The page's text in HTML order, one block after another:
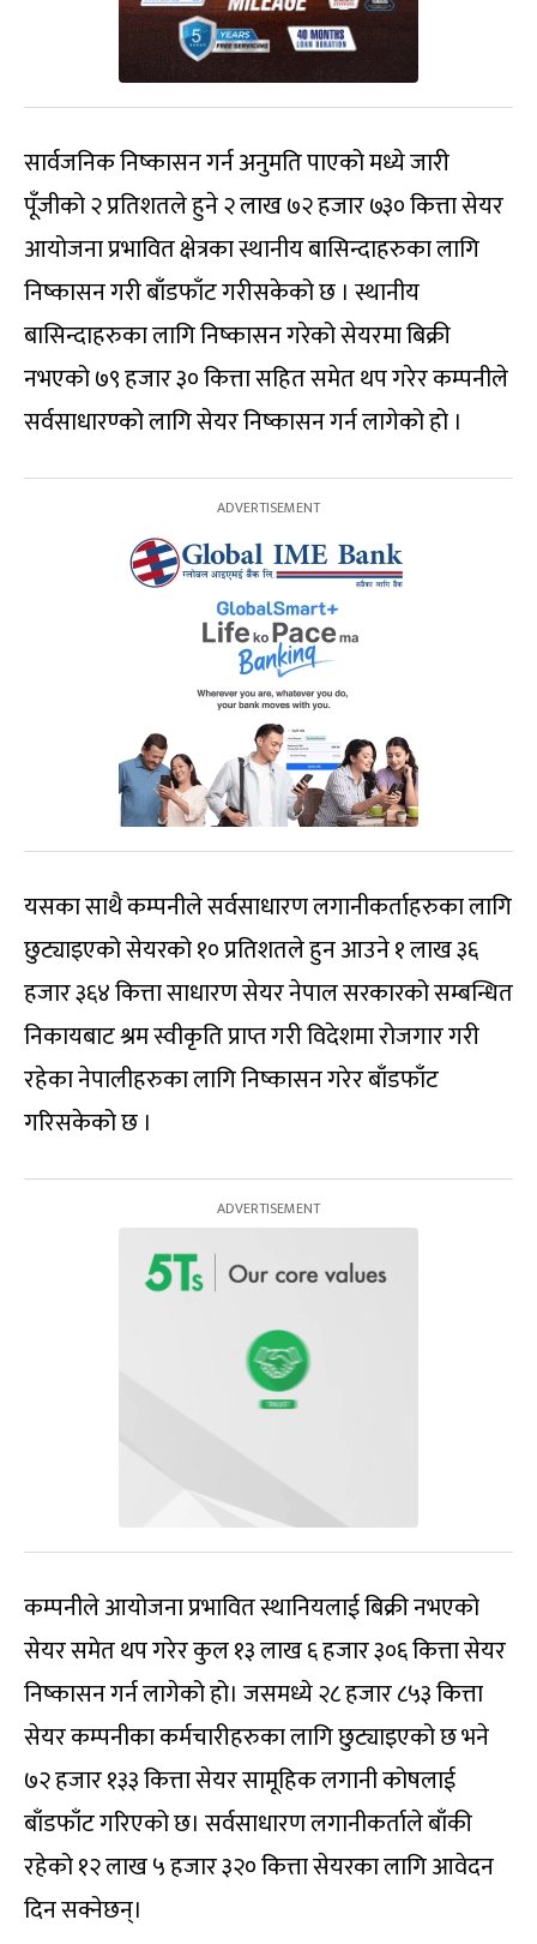
सार्वजनिक निष्कासन गर्न अनुमति पाएको मध्ये जारी
पूँजीको २ प्रतिशतले हुने २ लाख ७२ हजार ७३० कित्ता सेयर
आयोजना प्रभावित क्षेत्रका स्थानीय बासिन्दाहरुका लागि
निष्कासन गरी बाँडफाँट गरीसकेको छ । स्थानीय
बासिन्दाहरुका लागि निष्कासन गरेको सेयरमा बिक्री
नभएको ७९ हजार ३० कित्ता सहित समेत थप गरेर कम्पनीले
सर्वसाधारण्को लागि सेयर निष्कासन गर्न लागेको हो ।
यसका साथै कम्पनीले सर्वसाधारण लगानीकर्ताहरुका लागि
छुट्याइएको सेयरको १० प्रतिशतले हुन आउने १ लाख ३६
हजार ३६४ कित्ता साधारण सेयर नेपाल सरकारको सम्बन्धित
निकायबाट श्रम स्वीकृति प्राप्त गरी विदेशमा रोजगार गरी
रहेका नेपालीहरुका लागि निष्कासन गरेर बाँडफाँट
गरिसकेको छ ।
कम्पनीले आयोजना प्रभावित स्थानियलाई बिक्री नभएको
सेयर समेत थप गरेर कुल १३ लाख ६ हजार ३०६ कित्ता सेयर
निष्कासन गर्न लागेको हो। जसमध्ये २८ हजार ८५३ कित्ता
सेयर कम्पनीका कर्मचारीहरुका लागि छुट्याइएको छ भने
७२ हजार १३३ कित्ता सेयर सामूहिक लगानी कोषलाई
बाँडफाँट गरिएको छ। सर्वसाधारण लगानीकर्ताले बाँकी
रहेको १२ लाख ५ हजार ३२० कित्ता सेयरका लागि आवेदन
दिन सक्नेछन्।